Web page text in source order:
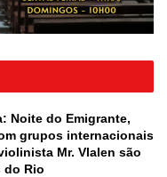
Noite do Emigrante,
grupos internacionais
Mr. Vlalen são
do Rio